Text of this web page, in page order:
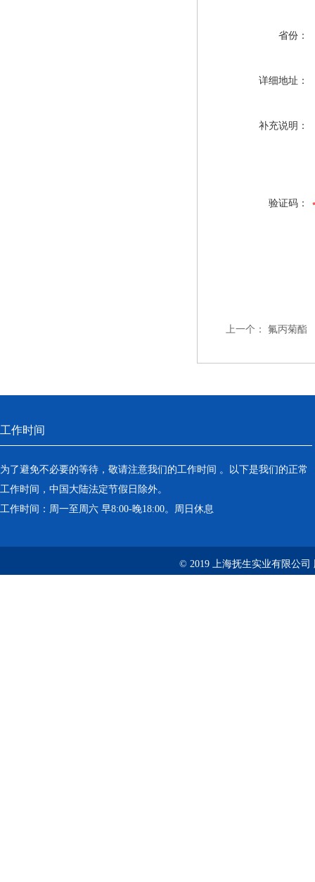
省份：
详细地址：
补充说明：
验证码：
上一个： 氟丙菊酯
工作时间
为了避免不必要的等待，敬请注意我们的工作时间 。以下是我们的正常
工作时间，中国大陆法定节假日除外。
工作时间：周一至周六 早8:00-晚18:00。周日休息
© 2019 上海抚生实业有限公司